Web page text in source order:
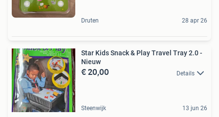
Druten 28 apr 26
Star Kids Snack & Play Travel Tray 2.0 -
Nieuw
€ 20,00 Details
Steenwijk 13 jun 26